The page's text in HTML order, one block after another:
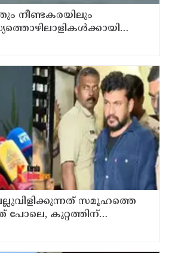
നീണ്ടകരയിലും
സമൂഹത്തെ
പോലെ, കുറ്റത്തിന്
നല്‍കും':എഡിജിപി